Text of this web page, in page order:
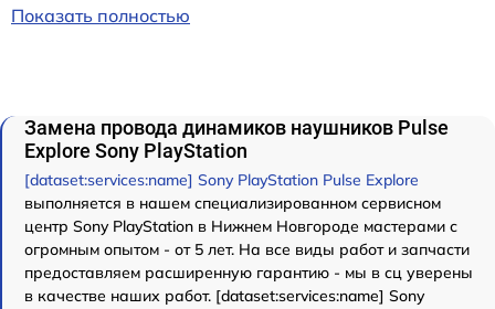
Показать полностью
Замена провода динамиков наушников Pulse
Explore Sony PlayStation
[dataset:services:name] Sony PlayStation Pulse Explore
выполняется в нашем специализированном сервисном
центр Sony PlayStation в Нижнем Новгороде мастерами с
огромным опытом - от 5 лет. На все виды работ и запчасти
предоставляем расширенную гарантию - мы в сц уверены
в качестве наших работ. [dataset:services:name] Sony